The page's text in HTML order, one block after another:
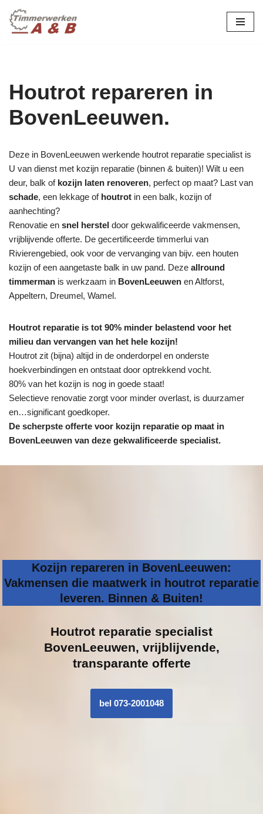
Ga
Houtrot repareren in
BovenLeeuwen.
Deze in BovenLeeuwen werkende houtrot reparatie specialist is
U van dienst met kozijn reparatie (binnen & buiten)! Wilt u een
deur, balk of kozijn laten renoveren, perfect op maat? Last van
schade, een lekkage of houtrot in een balk, kozijn of
aanhechting?
Renovatie en snel herstel door gekwalificeerde vakmensen,
vrijblijvende offerte. De gecertificeerde timmerlui van
Rivierengebied, ook voor de vervanging van bijv. een houten
kozijn of een aangetaste balk in uw pand. Deze allround
timmerman is werkzaam in BovenLeeuwen en Altforst,
Appeltern, Dreumel, Wamel.
Houtrot reparatie is tot 90% minder belastend voor het
milieu dan vervangen van het hele kozijn!
Houtrot zit (bijna) altijd in de onderdorpel en onderste
hoekverbindingen en ontstaat door optrekkend vocht.
80% van het kozijn is nog in goede staat!
Selectieve renovatie zorgt voor minder overlast, is duurzamer
en…significant goedkoper.
De scherpste offerte voor kozijn reparatie op maat in
BovenLeeuwen van deze gekwalificeerde specialist.
Kozijn repareren in BovenLeeuwen:
Vakmensen die maatwerk in houtrot reparatie
leveren. Binnen & Buiten!
Houtrot reparatie specialist
BovenLeeuwen, vrijblijvende,
transparante offerte
bel 073-2001048